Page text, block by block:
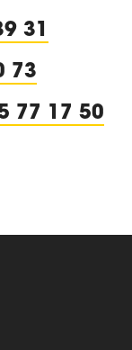
31
73
77 17 50